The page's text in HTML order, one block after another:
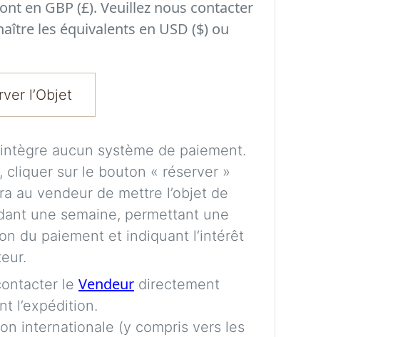
en GBP (£). Veuillez nous contacter
les équivalents en USD ($) ou
l’Objet
aucun système de paiement.
cliquer sur le bouton « réserver »
au vendeur de mettre l’objet de
une semaine, permettant une
du paiement et indiquant l’intérêt
le Vendeur directement
l’expédition.
internationale (y compris vers les